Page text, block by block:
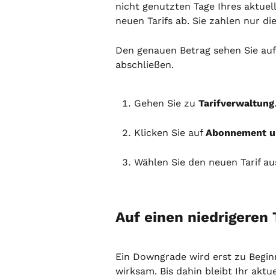
nicht genutzten Tage Ihres
neuen Tarifs ab. Sie zahlen nur
Den genauen Betrag sehen Sie
abschließen.
Gehen Sie zu Tarifverwaltung.
Klicken Sie auf Abonnement
Wählen Sie den neuen Tarif
Auf einen niedrigeren
Ein Downgrade wird erst zu
wirksam. Bis dahin bleibt Ihr